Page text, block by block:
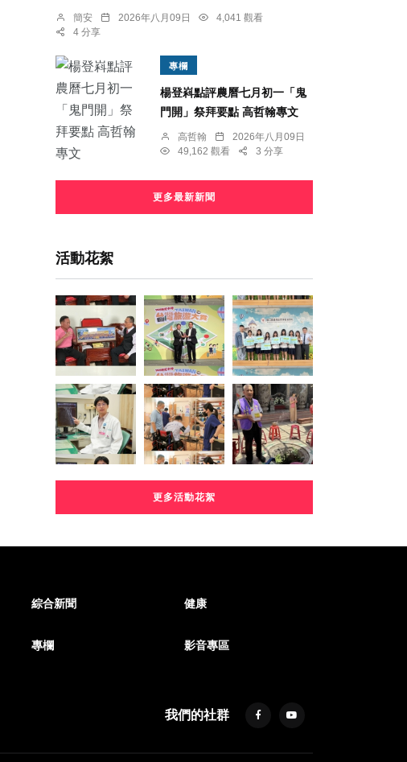
簡安 2026年八月09日
4,041 觀看
4 分享
專欄
楊登嵙點評農曆七月初一「鬼
門開」祭拜要點 高哲翰專文
高哲翰
2026年八月09日
49,162 觀看
3 分享
更多最新新聞
活動花絮
更多活動花絮
綜合新聞 健康
專欄 影音專區
我們的社群